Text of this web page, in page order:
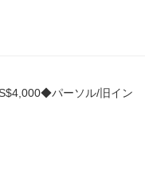
パーソル/旧イン